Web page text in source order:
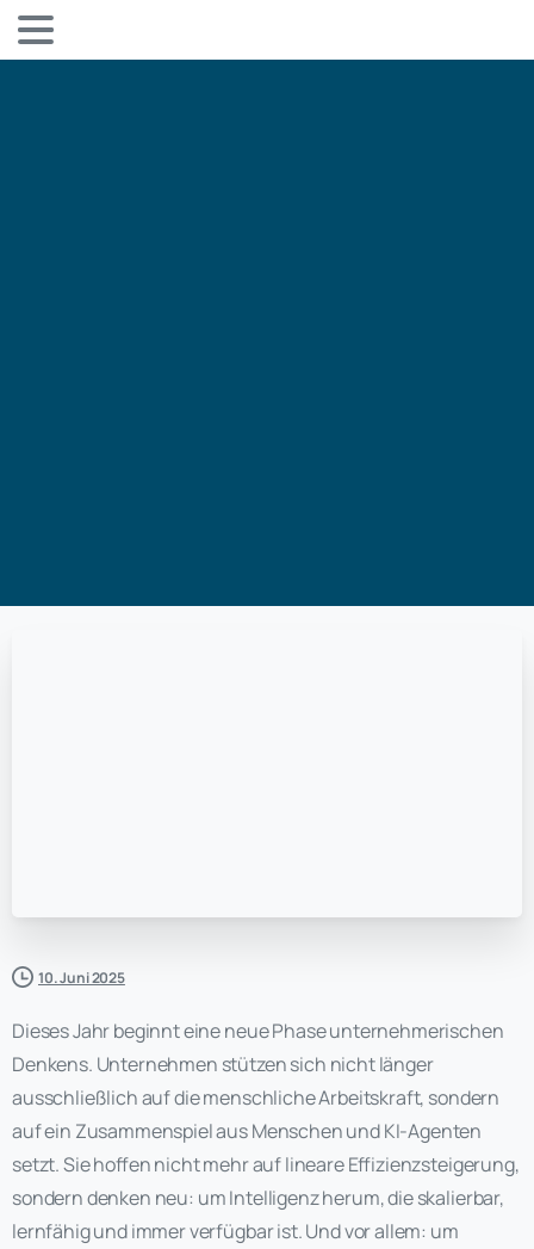
10. Juni 2025
Dieses Jahr beginnt eine neue Phase unternehmerischen
Denkens. Unternehmen stützen sich nicht länger
ausschließlich auf die menschliche Arbeitskraft, sondern
auf ein Zusammenspiel aus Menschen und KI-Agenten
setzt. Sie hoffen nicht mehr auf lineare Effizienzsteigerung,
sondern denken neu: um Intelligenz herum, die skalierbar,
lernfähig und immer verfügbar ist. Und vor allem: um